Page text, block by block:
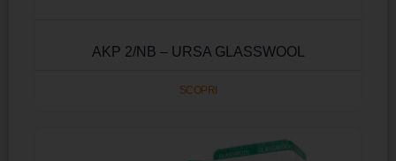
AKP 2/NB – URSA GLASSWOOL
SCOPRI